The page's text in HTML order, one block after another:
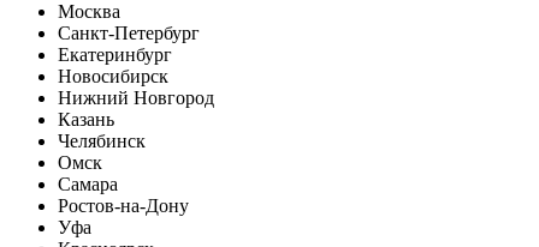
Москва
Санкт-Петербург
Екатеринбург
Новосибирск
Нижний Новгород
Казань
Челябинск
Омск
Самара
Ростов-на-Дону
Уфа